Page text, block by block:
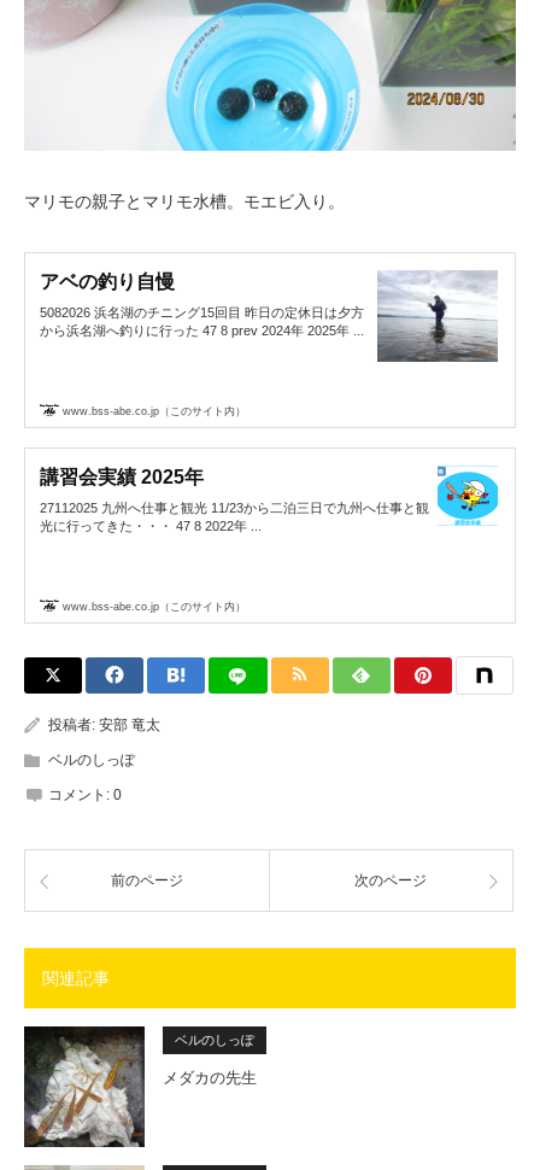
マリモの親子とマリモ水槽。モエビ入り。
アベの釣り自慢
5082026 浜名湖のチニング15回目 昨日の定休日は夕方
から浜名湖へ釣りに行った 47 8 prev 2024年 2025年 ...
www.bss-abe.co.jp（このサイト内）
講習会実績 2025年
27112025 九州へ仕事と観光 11/23から二泊三日で九州へ仕事と観
光に行ってきた・・・ 47 8 2022年 ...
www.bss-abe.co.jp（このサイト内）
投稿者: 安部 竜太
ベルのしっぽ
コメント: 0
前のページ 次のページ
関連記事
ベルのしっぽ
メダカの先生